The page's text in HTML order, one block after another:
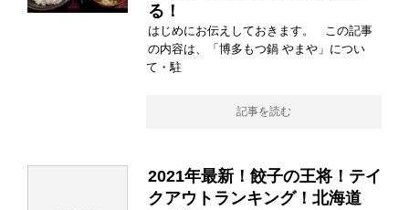
る！
はじめにお伝えしておきます。 この記事
の内容は、「博多もつ鍋 やまや」につい
て・駐
記事を読む
2021年最新！餃子の王将！テイ
クアウトランキング！北海道